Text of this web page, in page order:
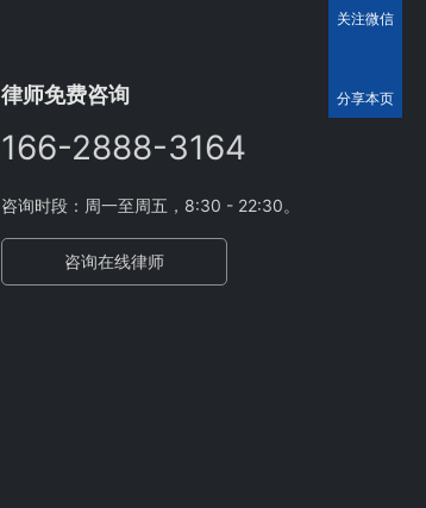
律师免费咨询
166-2888-3164
咨询时段：周一至周五，8:30 - 22:30。
咨询在线律师
关注微信
分享本页